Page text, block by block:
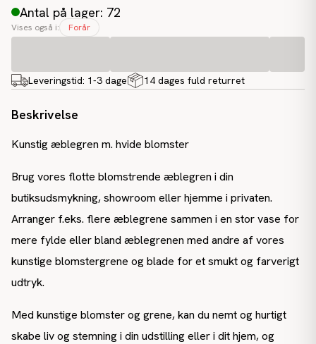
Antal på lager: 72
Vises også i: Forår
Leveringstid: 1-3 dage 14 dages fuld returret
Beskrivelse
Kunstig æblegren m. hvide blomster
Brug vores flotte blomstrende æblegren i din
butiksudsmykning, showroom eller hjemme i privaten.
Arranger f.eks. flere æblegrene sammen i en stor vase for
mere fylde eller bland æblegrenen med andre af vores
kunstige blomstergrene og blade for et smukt og farverigt
udtryk.
Med kunstige blomster og grene, kan du nemt og hurtigt
skabe liv og stemning i din udstilling eller i dit hjem, og